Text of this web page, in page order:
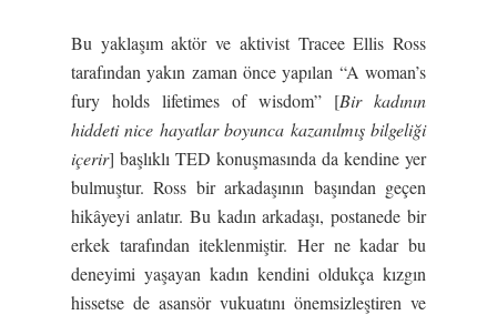
Bu yaklaşım aktör ve aktivist Tracee Ellis Ross
tarafından yakın zaman önce yapılan “A woman’s
fury holds lifetimes of wisdom” [Bir kadının
hiddeti nice hayatlar boyunca kazanılmış bilgeliği
içerir] başlıklı TED konuşmasında da kendine yer
bulmuştur. Ross bir arkadaşının başından geçen
hikâyeyi anlatır. Bu kadın arkadaşı, postanede bir
erkek tarafından iteklenmiştir. Her ne kadar bu
deneyimi yaşayan kadın kendini oldukça kızgın
hissetse de asansör vukuatını önemsizleştiren ve